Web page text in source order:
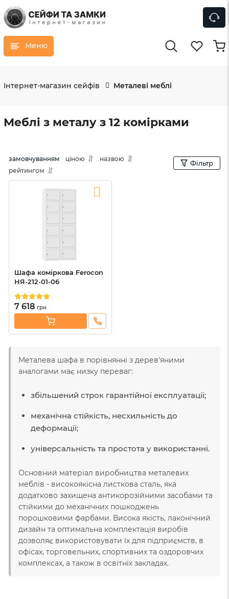
Меню
Інтернет-магазин сейфів Металеві меблі
Меблі з металу з 12 комірками
замовчуванням ціною
назвою
рейтингом
Фільтр
Шафа коміркова Ferocon
НЯ-212-01-06
7 618 грн
Металева шафа в порівнянні з дерев'яними
аналогами має низку переваг:
збільшений строк гарантійної експлуатації;
механічна стійкість, несхильність до
деформації;
універсальність та простота у використанні.
Основний матеріал виробництва металевих
меблів - високоякісна листкова сталь, яка
додатково захищена антикорозійними засобами та
стійкими до механічних пошкоджень
порошковими фарбами. Висока якість, лаконічний
дизайн та оптимальна комплектація виробів
дозволяє використовувати їх для підприємств, в
офісах, торговельних, спортивних та оздоровчих
комплексах, а також в освітніх закладах.